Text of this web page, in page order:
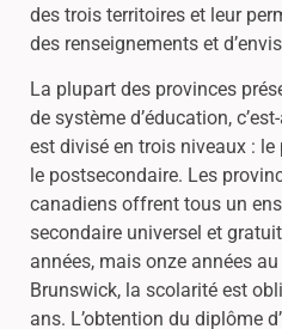
des trois territoires et leur
des renseignements et
La plupart des provinces
de système d’éducation,
est divisé en trois niveaux :
le postsecondaire. Les
canadiens offrent tous un
secondaire universel et
années, mais onze années
Brunswick, la scolarité est
ans. L’obtention du diplôme